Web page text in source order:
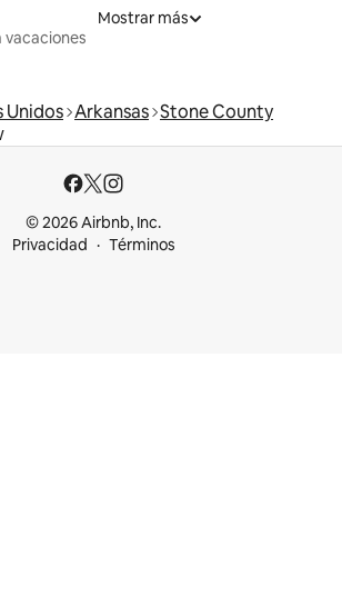
Mostrar más
Unidos Arkansas Stone County
© 2026 Airbnb, Inc.
Privacidad
Términos